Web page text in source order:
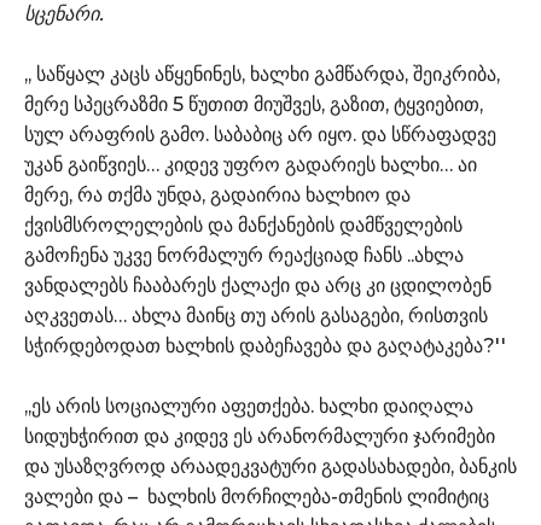
სცენარი.
,, საწყალ კაცს აწყენინეს, ხალხი გამწარდა, შეიკრიბა,
მერე სპეცრაზმი 5 წუთით მიუშვეს, გაზით, ტყვიებით,
სულ არაფრის გამო. საბაბიც არ იყო. და სწრაფადვე
უკან გაიწვიეს… კიდევ უფრო გადარიეს ხალხი… აი
მერე, რა თქმა უნდა, გადაირია ხალხიო და
ქვისმსროლელების და მანქანების დამწველების
გამოჩენა უკვე ნორმალურ რეაქციად ჩანს ..ახლა
ვანდალებს ჩააბარეს ქალაქი და არც კი ცდილობენ
აღკვეთას… ახლა მაინც თუ არის გასაგები, რისთვის
სჭირდებოდათ ხალხის დაბეჩავება და გაღატაკება?''
,,ეს არის სოციალური აფეთქება. ხალხი დაიღალა
სიდუხჭირით და კიდევ ეს არანორმალური ჯარიმები
და უსაზღვროდ არაადეკვატური გადასახადები, ბანკის
ვალები და – ხალხის მორჩილება-თმენის ლიმიტიც